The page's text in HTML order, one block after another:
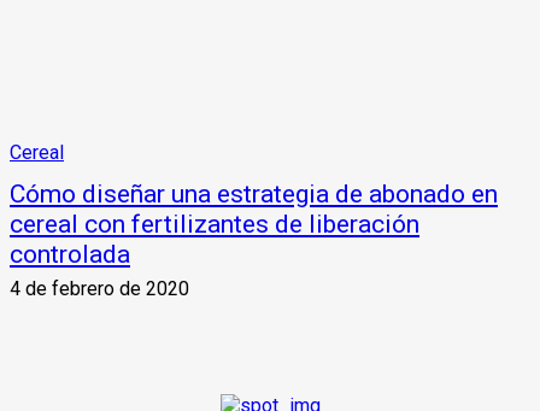
Cereal
Cómo diseñar una estrategia de abonado en
cereal con fertilizantes de liberación
controlada
4 de febrero de 2020